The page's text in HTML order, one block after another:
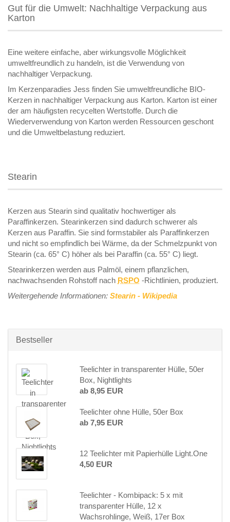
Gut für die Umwelt: Nachhaltige Verpackung aus
Karton
Eine weitere einfache, aber wirkungsvolle Möglichkeit
umweltfreundlich zu handeln, ist die Verwendung von
nachhaltiger Verpackung.
Im Kerzenparadies Jess finden Sie umweltfreundliche BIO-
Kerzen in nachhaltiger Verpackung aus Karton. Karton ist einer
der am häufigsten recycelten Wertstoffe. Durch die
Wiederverwendung von Karton werden Ressourcen geschont
und die Umweltbelastung reduziert.
Stearin
Kerzen aus Stearin sind qualitativ hochwertiger als
Paraffinkerzen. Stearinkerzen sind dadurch schwerer als
Kerzen aus Paraffin. Sie sind formstabiler als Paraffinkerzen
und nicht so empfindlich bei Wärme, da der Schmelzpunkt von
Stearin (ca. 65° C) höher als bei Paraffin (ca. 55° C) liegt.
Stearinkerzen werden aus Palmöl, einem pflanzlichen,
nachwachsenden Rohstoff nach RSPO -Richtlinien, produziert.
Weitergehende Informationen: Stearin - Wikipedia
Bestseller
Teelichter in transparenter Hülle, 50er
Box, Nightlights
ab 8,95 EUR
Teelichter ohne Hülle, 50er Box
ab 7,95 EUR
12 Teelichter mit Papierhülle Light.One
4,50 EUR
Teelichter - Kombipack: 5 x mit
transparenter Hülle, 12 x
Wachsrohlinge, Weiß, 17er Box